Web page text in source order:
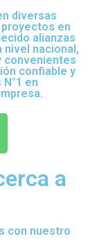
diversas
en
alianzas
nacional,
convenientes
confiable y
en
a
con nuestro